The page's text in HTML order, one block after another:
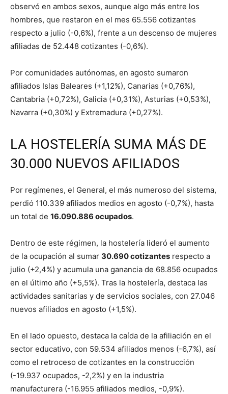
observó en ambos sexos, aunque algo más entre los
hombres, que restaron en el mes 65.556 cotizantes
respecto a julio (-0,6%), frente a un descenso de mujeres
afiliadas de 52.448 cotizantes (-0,6%).
Por comunidades autónomas, en agosto sumaron
afiliados Islas Baleares (+1,12%), Canarias (+0,76%),
Cantabria (+0,72%), Galicia (+0,31%), Asturias (+0,53%),
Navarra (+0,30%) y Extremadura (+0,27%).
LA HOSTELERÍA SUMA MÁS DE
30.000 NUEVOS AFILIADOS
Por regímenes, el General, el más numeroso del sistema,
perdió 110.339 afiliados medios en agosto (-0,7%), hasta
un total de 16.090.886 ocupados.
Dentro de este régimen, la hostelería lideró el aumento
de la ocupación al sumar 30.690 cotizantes respecto a
julio (+2,4%) y acumula una ganancia de 68.856 ocupados
en el último año (+5,5%). Tras la hostelería, destaca las
actividades sanitarias y de servicios sociales, con 27.046
nuevos afiliados en agosto (+1,5%).
En el lado opuesto, destaca la caída de la afiliación en el
sector educativo, con 59.534 afiliados menos (-6,7%), así
como el retroceso de cotizantes en la construcción
(-19.937 ocupados, -2,2%) y en la industria
manufacturera (-16.955 afiliados medios, -0,9%).